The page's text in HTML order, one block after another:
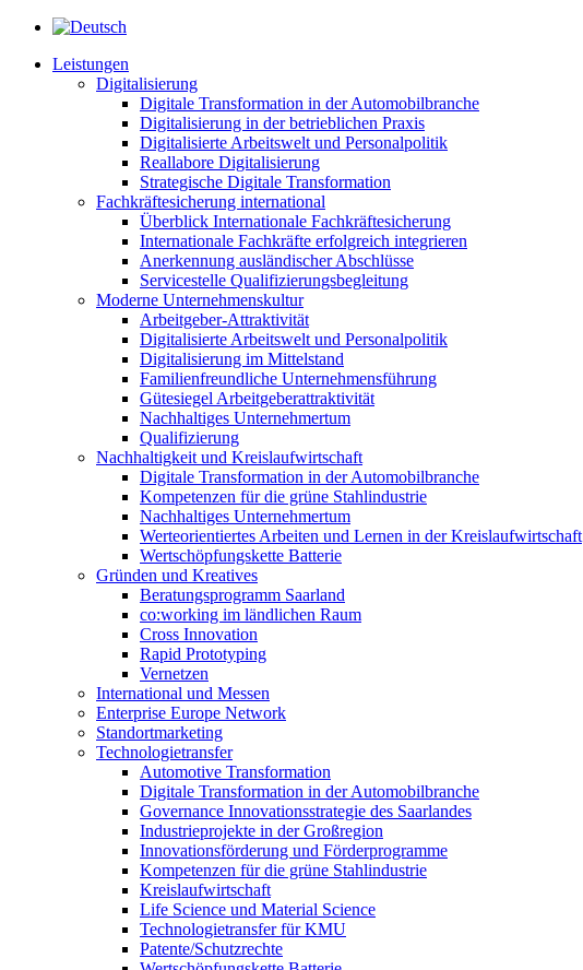
Leistungen
Digitalisierung
Digitale Transformation in der Automobilbranche
Digitalisierung in der betrieblichen Praxis
Digitalisierte Arbeitswelt und Personalpolitik
Reallabore Digitalisierung
Strategische Digitale Transformation
Fachkräftesicherung international
Überblick Internationale Fachkräftesicherung
Internationale Fachkräfte erfolgreich integrieren
Anerkennung ausländischer Abschlüsse
Servicestelle Qualifizierungsbegleitung
Moderne Unternehmenskultur
Arbeitgeber-Attraktivität
Digitalisierte Arbeitswelt und Personalpolitik
Digitalisierung im Mittelstand
Familienfreundliche Unternehmensführung
Gütesiegel Arbeitgeberattraktivität
Nachhaltiges Unternehmertum
Qualifizierung
Nachhaltigkeit und Kreislaufwirtschaft
Digitale Transformation in der Automobilbranche
Kompetenzen für die grüne Stahlindustrie
Nachhaltiges Unternehmertum
Werteorientiertes Arbeiten und Lernen in der Kreislaufwirtschaft
Wertschöpfungskette Batterie
Gründen und Kreatives
Beratungsprogramm Saarland
co:working im ländlichen Raum
Cross Innovation
Rapid Prototyping
Vernetzen
International und Messen
Enterprise Europe Network
Standortmarketing
Technologietransfer
Automotive Transformation
Digitale Transformation in der Automobilbranche
Governance Innovationsstrategie des Saarlandes
Industrieprojekte in der Großregion
Innovationsförderung und Förderprogramme
Kompetenzen für die grüne Stahlindustrie
Kreislaufwirtschaft
Life Science und Material Science
Technologietransfer für KMU
Patente/Schutzrechte